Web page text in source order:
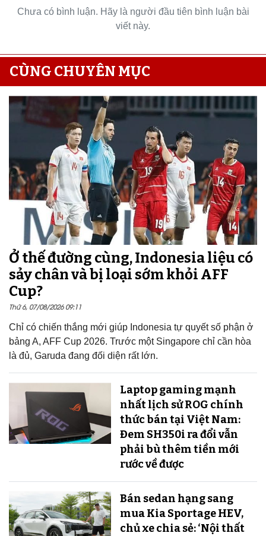
Chưa có bình luận. Hãy là người đầu tiên bình luận bài
viết này.
CÙNG CHUYÊN MỤC
Ở thế đường cùng, Indonesia liệu có
sảy chân và bị loại sớm khỏi AFF
Cup?
Thứ 6, 07/08/2026 09:11
Chỉ có chiến thắng mới giúp Indonesia tự quyết số phận ở
bảng A, AFF Cup 2026. Trước một Singapore chỉ cần hòa
là đủ, Garuda đang đối diện rất lớn.
Laptop gaming mạnh
nhất lịch sử ROG chính
thức bán tại Việt Nam:
Đem SH350i ra đổi vẫn
phải bù thêm tiền mới
rước về được
Bán sedan hạng sang
mua Kia Sportage HEV,
chủ xe chia sẻ: ‘Nội thất